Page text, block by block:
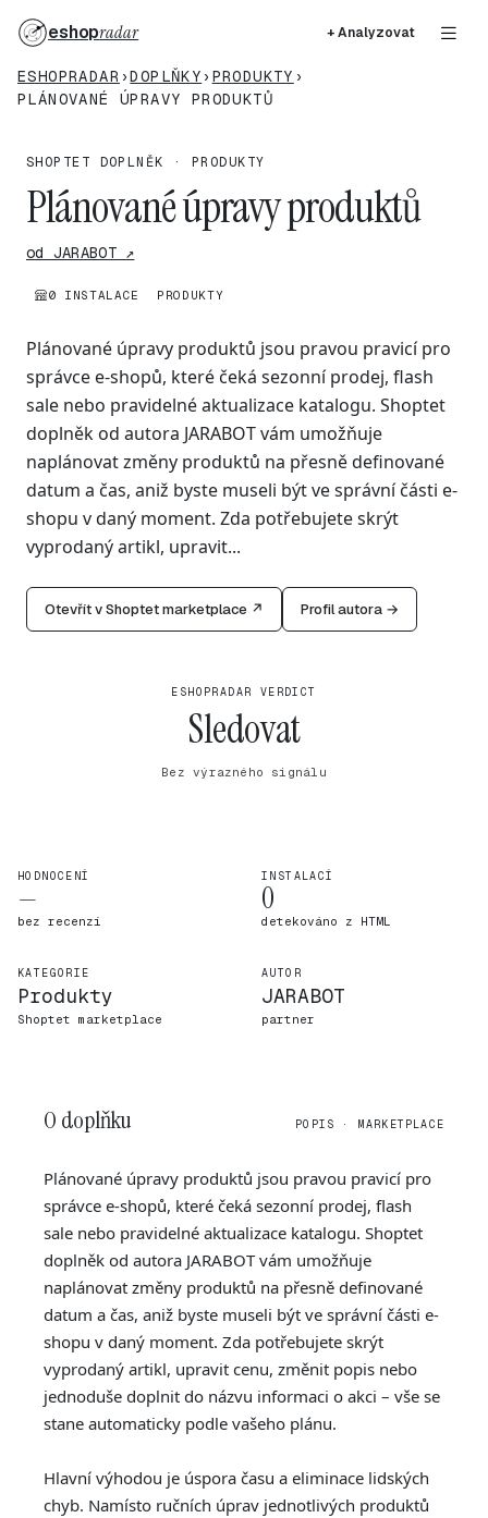
eshopradar + Analyzovat
ESHOPRADAR ›DOPLŇKY › PRODUKTY ›
PLÁNOVANÉ ÚPRAVY PRODUKTŮ
SHOPTET DOPLNĚK · PRODUKTY
Plánované úpravy produktů
od JARABOT ↗
0 INSTALACE PRODUKTY
Plánované úpravy produktů jsou pravou pravicí pro
správce e-shopů, které čeká sezonní prodej, flash
sale nebo pravidelné aktualizace katalogu. Shoptet
doplněk od autora JARABOT vám umožňuje
naplánovat změny produktů na přesně definované
datum a čas, aniž byste museli být ve správní části e-
shopu v daný moment. Zda potřebujete skrýt
vyprodaný artikl, upravit...
Otevřít v Shoptet marketplace ↗ Profil autora →
ESHOPRADAR VERDICT
Sledovat
Bez výrazného signálu
HODNOCENÍ
—
bez recenzí
INSTALACÍ
0
detekováno z HTML
KATEGORIE
Produkty
Shoptet marketplace
AUTOR
JARABOT
partner
O doplňku POPIS · MARKETPLACE
Plánované úpravy produktů jsou pravou pravicí pro
správce e-shopů, které čeká sezonní prodej, flash
sale nebo pravidelné aktualizace katalogu. Shoptet
doplněk od autora JARABOT vám umožňuje
naplánovat změny produktů na přesně definované
datum a čas, aniž byste museli být ve správní části e-
shopu v daný moment. Zda potřebujete skrýt
vyprodaný artikl, upravit cenu, změnit popis nebo
jednoduše doplnit do názvu informaci o akci – vše se
stane automaticky podle vašeho plánu.
Hlavní výhodou je úspora času a eliminace lidských
chyb. Namísto ručních úprav jednotlivých produktů